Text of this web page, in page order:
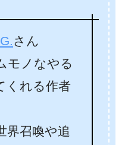
さん
モノなやる
くれる作者
界召喚や追